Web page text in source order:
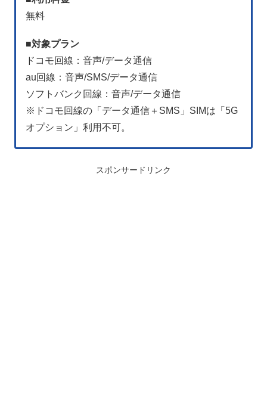
無料
■対象プラン
ドコモ回線：音声/データ通信
au回線：音声/SMS/データ通信
ソフトバンク回線：音声/データ通信
※ドコモ回線の「データ通信＋SMS」SIMは「5G
オプション」利用不可。
スポンサードリンク